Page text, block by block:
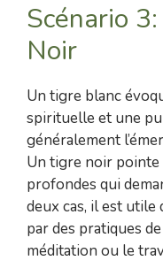
Scénario
Noir
Un tigre blanc
spirituelle et une
généralement
Un tigre noir pointe
profondes qui
deux cas, il est utile
par des pratiques
méditation ou le